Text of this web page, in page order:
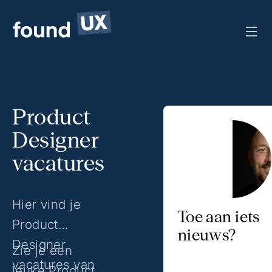
Product
Designer
vacatures
Hier vind je
Product
Designer
vacatures van
Zie je een
Toe aan iets
nieuws?